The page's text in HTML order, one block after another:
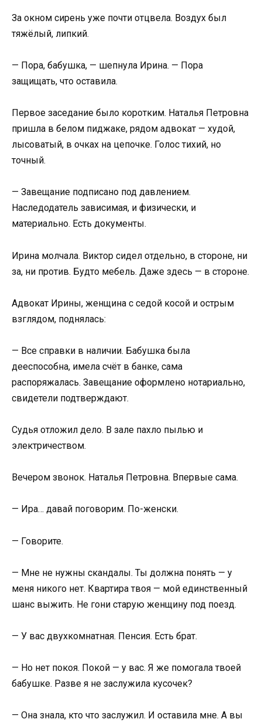
За окном сирень уже почти отцвела. Воздух был
тяжёлый, липкий.
— Пора, бабушка, — шепнула Ирина. — Пора
защищать, что оставила.
Первое заседание было коротким. Наталья Петровна
пришла в белом пиджаке, рядом адвокат — худой,
лысоватый, в очках на цепочке. Голос тихий, но
точный.
— Завещание подписано под давлением.
Наследодатель зависимая, и физически, и
материально. Есть документы.
Ирина молчала. Виктор сидел отдельно, в стороне, ни
за, ни против. Будто мебель. Даже здесь — в стороне.
Адвокат Ирины, женщина с седой косой и острым
взглядом, поднялась:
— Все справки в наличии. Бабушка была
дееспособна, имела счёт в банке, сама
распоряжалась. Завещание оформлено нотариально,
свидетели подтверждают.
Судья отложил дело. В зале пахло пылью и
электричеством.
Вечером звонок. Наталья Петровна. Впервые сама.
— Ира… давай поговорим. По-женски.
— Говорите.
— Мне не нужны скандалы. Ты должна понять — у
меня никого нет. Квартира твоя — мой единственный
шанс выжить. Не гони старую женщину под поезд.
— У вас двухкомнатная. Пенсия. Есть брат.
— Но нет покоя. Покой — у вас. Я же помогала твоей
бабушке. Разве я не заслужила кусочек?
— Она знала, кто что заслужил. И оставила мне. А вы